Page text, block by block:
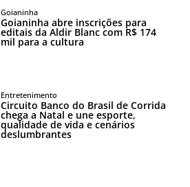
Goianinha
Goianinha abre inscrições para
editais da Aldir Blanc com R$ 174
mil para a cultura
Entretenimento
Circuito Banco do Brasil de Corrida
chega a Natal e une esporte,
qualidade de vida e cenários
deslumbrantes